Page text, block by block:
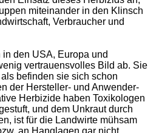
miteinander in den Klinsch
Verbraucher und
den USA, Europa und
vertrauensvolles Bild ab. Sie
befinden sie sich schon
der Hersteller- und Anwender-
Herbizide haben Toxikologen
und dem Unkraut durch
ist für die Landwirte mühsam